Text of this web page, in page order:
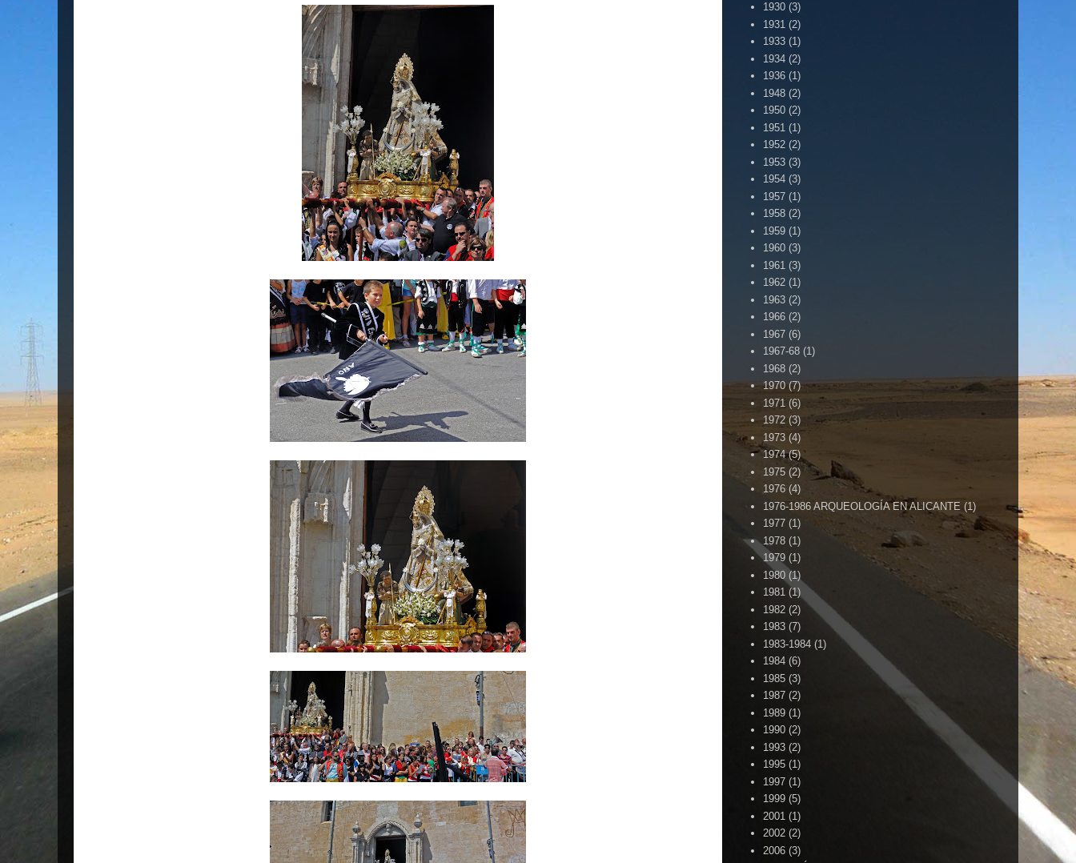
1930 (3)
1931 (2)
1933 (1)
1934 (2)
1936 (1)
1948 (2)
1950 (2)
1951 (1)
1952 (2)
1953 (3)
1954 (3)
1957 (1)
1958 (2)
1959 (1)
1960 (3)
1961 (3)
1962 (1)
1963 (2)
1966 (2)
1967 (6)
1967-68 (1)
1968 (2)
1970 (7)
1971 (6)
1972 (3)
1973 (4)
1974 (5)
1975 (2)
1976 (4)
1976-1986 ARQUEOLOGÍA EN ALICANTE (1)
1977 (1)
1978 (1)
1979 (1)
1980 (1)
1981 (1)
1982 (2)
1983 (7)
1983-1984 (1)
1984 (6)
1985 (3)
1987 (2)
1989 (1)
1990 (2)
1993 (2)
1995 (1)
1997 (1)
1999 (5)
2001 (1)
2002 (2)
2006 (3)